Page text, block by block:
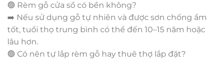
🟢 Rèm gỗ cửa sổ có bền không?
➡️ Nếu sử dụng gỗ tự nhiên và được sơn chống ẩm
tốt, tuổi thọ trung bình có thể đến 10–15 năm hoặc
lâu hơn.
🟢 Có nên tự lắp rèm gỗ hay thuê thợ lắp đặt?